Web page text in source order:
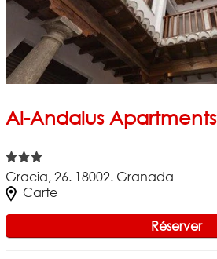
Al-Andalus Apartments
Gracia, 26. 18002. Granada
Carte
Réserver